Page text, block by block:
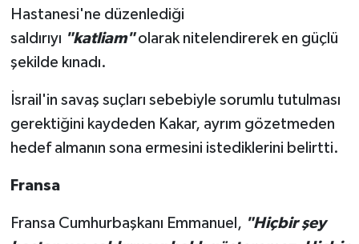
Hastanesi'ne düzenlediği
saldırıyı "katliam"olarak nitelendirerek en güçlü
şekilde kınadı.
İsrail'in savaş suçları sebebiyle sorumlu tutulması
gerektiğini kaydeden Kakar, ayrım gözetmeden
hedef almanın sona ermesini istediklerini belirtti.
Fransa
Fransa Cumhurbaşkanı Emmanuel, "Hiçbir şey